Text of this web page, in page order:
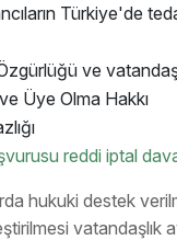
Türkiye'de
ve
Üye Olma Hakkı
reddi iptal
hukuki destek
vatandaşlık